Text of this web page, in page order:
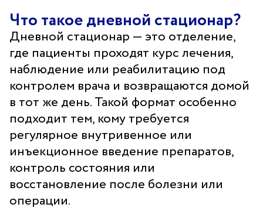
Филиал Центра здоровья НЛМК в
Старом Осколе
Адрес
309517, г. Старый Оскол, мкн. Весенний, д. 34
Прием врача-терапевта: пн 08.00–16.30, вт-пт 08.00–
20.00, сб 08.00–12.00
Дневной стационар: пн-пт 08.00–20.00, сб-вс 08.00–
14.00
Забор анализов: 08.00–12.00 включая сб и вс.
Кабинет температурящих пациентов: пн-пт 08.00–
10.00
Регистратура
Что такое дневной стационар?
Дневной стационар — это отделение,
где пациенты проходят курс лечения,
наблюдение или реабилитацию под
контролем врача и возвращаются домой
в тот же день. Такой формат особенно
подходит тем, кому требуется
регулярное внутривенное или
инъекционное введение препаратов,
контроль состояния или
восстановление после болезни или
операции.